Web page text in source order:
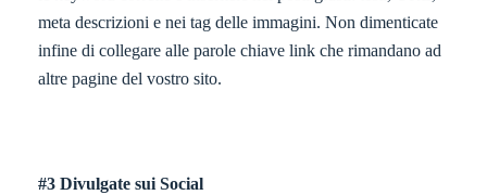
meta descrizioni e nei tag delle immagini. Non dimenticate
infine di collegare alle parole chiave link che rimandano ad
altre pagine del vostro sito.
#3 Divulgate sui Social